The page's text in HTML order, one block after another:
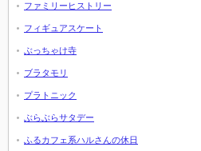
ファミリーヒストリー
フィギュアスケート
ぶっちゃけ寺
ブラタモリ
プラトニック
ぶらぶらサタデー
ふるカフェ系ハルさんの休日